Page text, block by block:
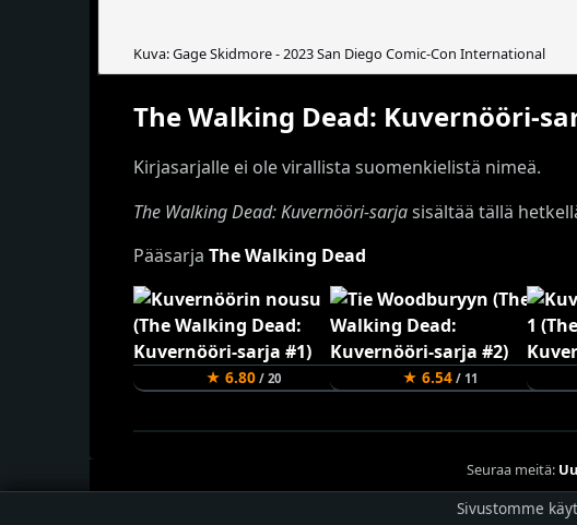
Kuva: Gage Skidmore - 2023 San Diego Comic-Con International
The Walking Dead: Kuvernööri-
Kirjasarjalle ei ole virallista suomenkielistä nimeä.
The Walking Dead: Kuvernööri-sarjasisältää tällä
Pääsarja The Walking Dead
★ 6.80/ 20 ★ 6.54/ 11
Seuraa meitä:
Sivustomme